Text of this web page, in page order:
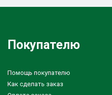
Покупателю
Помощь покупателю
Как сделать заказ